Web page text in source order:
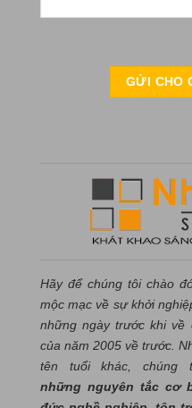
Hãy để chúng tôi chào
mộc mạc về sự khởi
những ngày trước khi về
của năm 2005 về trước.
tên tuổi khác,
những nguyên tắc cơ